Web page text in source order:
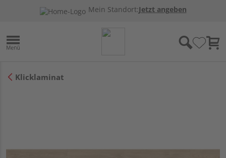
Mein Standort:Jetzt angeben
Klicklaminat